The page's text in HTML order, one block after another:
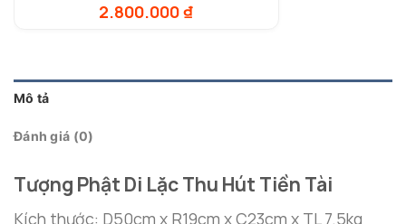
2.800.000₫
Mô tả
Đánh giá (0)
Tượng Phật Di Lặc Thu Hút Tiền Tài
Kích thước: D50cm x R19cm x C23cm x TL 7.5kg